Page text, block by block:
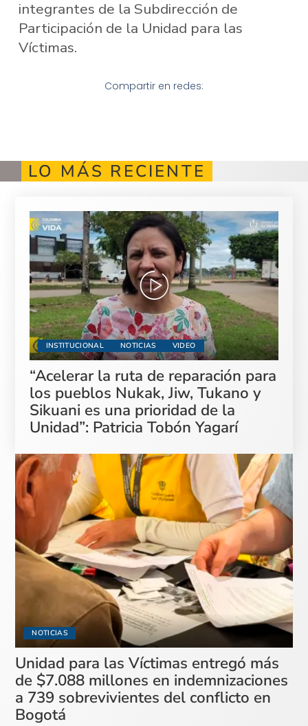
integrantes de la Subdirección de
Participación de la Unidad para las
Víctimas.
Compartir en redes:
LO MÁS RECIENTE
INSTITUCIONAL NOTICIAS VIDEO
“Acelerar la ruta de reparación para
los pueblos Nukak, Jiw, Tukano y
Sikuani es una prioridad de la
Unidad”: Patricia Tobón Yagarí
NOTICIAS
Unidad para las Víctimas entregó más
de $7.088 millones en indemnizaciones
a 739 sobrevivientes del conflicto en
Bogotá